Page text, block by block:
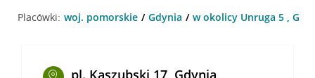
Placówki: woj. pomorskie Gdynia w okolicy Unruga 5 ,
pl. Kaszubski 17, Gdynia